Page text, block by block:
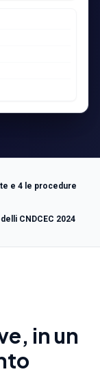
e 4 le procedure
CNDCEC 2024
in un